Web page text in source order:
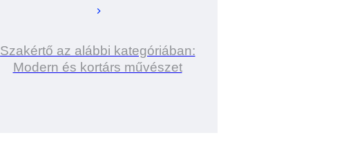
Szakértő az alábbi kategóriában:
Modern és kortárs művészet